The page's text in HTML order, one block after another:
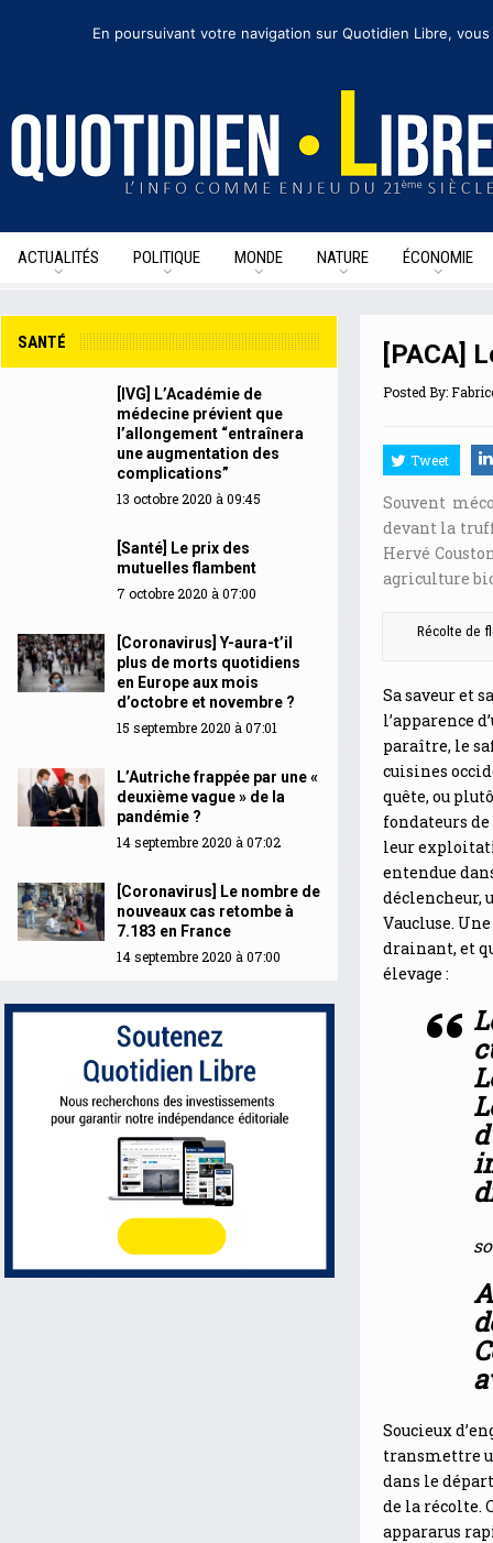
ACTUALITÉS POLITIQUE MONDE NATURE ÉCONOMIE
[PACA]
Posted By:
Tweet
Souvent
devant la
Hervé
agriculture
Récolte de
Sa saveur et
l’apparence
paraître, le
cuisines
quête, ou
fondateurs de
leur
entendue
déclencheur,
Vaucluse.
drainant, et
élevage :
Soucieux
transmettre
dans le
de la récolte.
appararus
SANTÉ
[IVG] L’Académie de
médecine prévient que
l’allongement “entraînera
une augmentation des
complications”
13 octobre 2020 à 09:45
[Santé] Le prix des
mutuelles flambent
7 octobre 2020 à 07:00
[Coronavirus] Y-aura-t’il
plus de morts quotidiens
en Europe aux mois
d’octobre et novembre ?
15 septembre 2020 à 07:01
L’Autriche frappée par une «
deuxième vague » de la
pandémie ?
14 septembre 2020 à 07:02
[Coronavirus] Le nombre de
nouveaux cas retombe à
7.183 en France
14 septembre 2020 à 07:00
En poursuivant votre navigation sur Quotidien Libre,